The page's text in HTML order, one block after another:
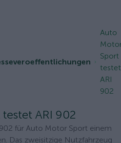
Auto
Sport
testet
ARI
902
ARI 902
für Auto Motor Sport einem
Das zweisitzige Nutzfahrzeug